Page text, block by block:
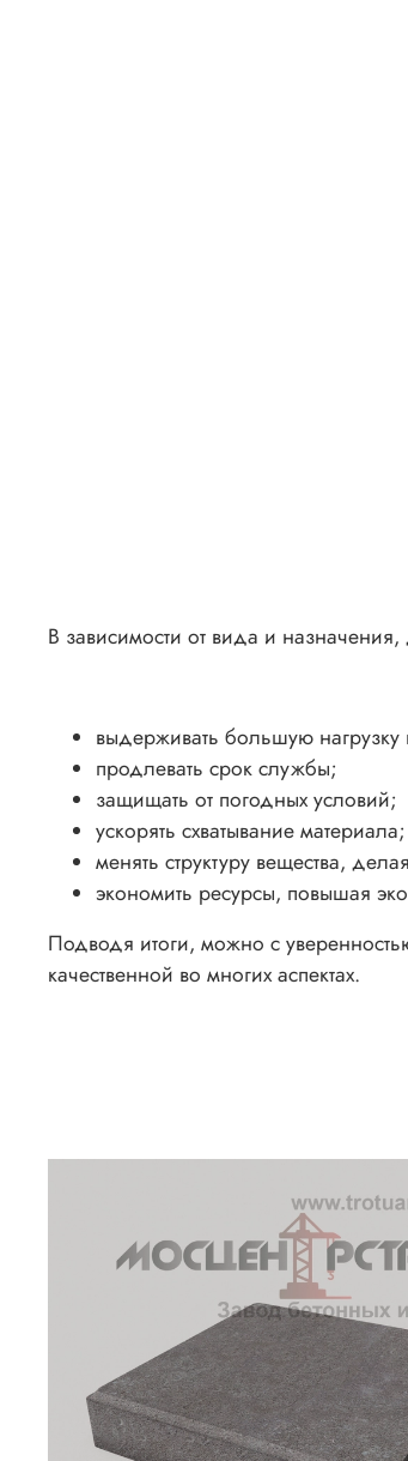
В зависимости от вида и
выдерживать большую
продлевать срок службы;
защищать от погодных условий;
ускорять схватывание материала;
менять структуру вещества,
экономить ресурсы, повышая
Подводя итоги, можно с
качественной во многих аспектах.